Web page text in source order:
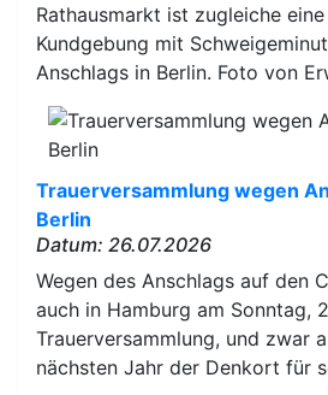
Rathausmarkt ist zugleiche
Kundgebung mit
Anschlags in Berlin. Foto von
Trauerversammlung wegen
Berlin
Datum: 26.07.2026
Wegen des Anschlags auf den
auch in Hamburg am Sonntag,
Trauerversammlung, und zwar
nächsten Jahr der Denkort für